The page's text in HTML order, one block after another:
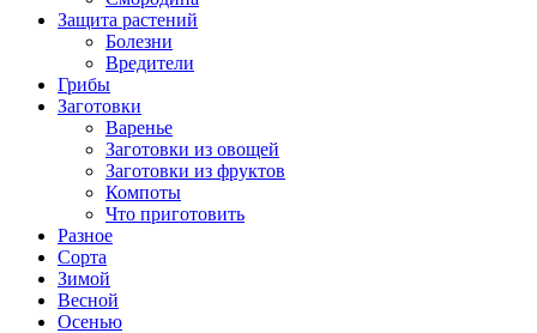
Защита растений
Болезни
Вредители
Грибы
Заготовки
Варенье
Заготовки из овощей
Заготовки из фруктов
Компоты
Что приготовить
Разное
Сорта
Зимой
Весной
Осенью